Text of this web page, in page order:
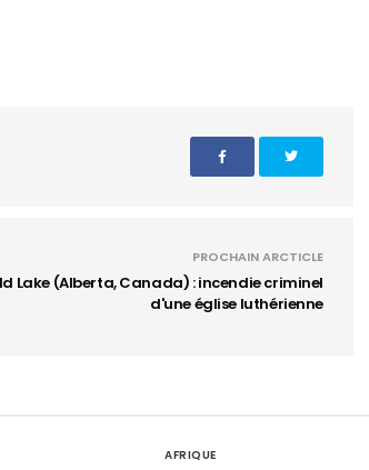
PROCHAIN ARCTICLE
Lake (Alberta, Canada) : incendie criminel
d'une église luthérienne
AFRIQUE